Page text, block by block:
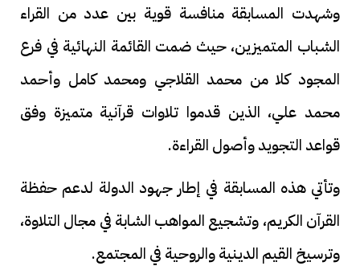
وشهدت المسابقة منافسة قوية بين عدد من القراء
الشباب المتميزين، حيث ضمت القائمة النهائية في فرع
المجود كلا من محمد القلاجي ومحمد كامل وأحمد
محمد علي، الذين قدموا تلاوات قرآنية متميزة وفق
قواعد التجويد وأصول القراءة.
وتأتي هذه المسابقة في إطار جهود الدولة لدعم حفظة
القرآن الكريم، وتشجيع المواهب الشابة في مجال التلاوة،
وترسيخ القيم الدينية والروحية في المجتمع.